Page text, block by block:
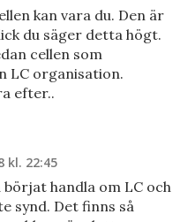
kan vara du. Den är
du säger detta högt.
cellen som
LC organisation.
efter..
kl. 22:45
handla om LC och
synd. Det finns så